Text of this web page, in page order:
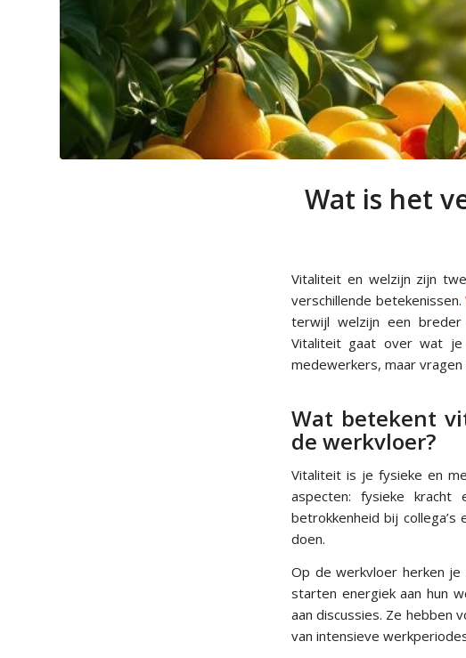
Wat is het
Vitaliteit en welzijn zijn
verschillende betekenissen.
terwijl welzijn een
Vitaliteit gaat over wat
medewerkers, maar
Wat betekent
de werkvloer?
Vitaliteit is je fysieke en
aspecten: fysieke kracht
betrokkenheid bij
doen.
Op de werkvloer herken
starten energiek aan hun
aan discussies. Ze hebben
van intensieve